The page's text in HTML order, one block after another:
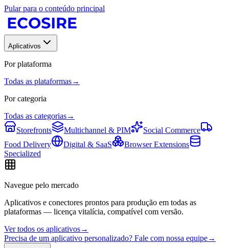
Pular para o conteúdo principal
Aplicativos
Por plataforma
Todas as plataformas→
Por categoria
Todas as categorias→
Storefronts
Multichannel & PIM
Social Commerce
Food Delivery
Digital & SaaS
Browser Extensions
Specialized
Navegue pelo mercado
Aplicativos e conectores prontos para produção em todas as
plataformas — licença vitalícia, compatível com versão.
Ver todos os aplicativos→
Precisa de um aplicativo personalizado? Fale com nossa equipe→